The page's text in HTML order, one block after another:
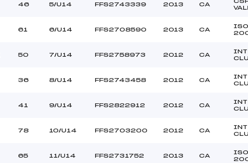
–
Température
164.0500
46 5/U14 FFS2743339 2013 CA
61 6/U14 FFS2708590 2013 CA
50 7/U14 FFS2758973 2012 CA
36 8/U14 FFS2743458 2012 CA
41 9/U14 FFS2822912 2012 CA
78 10/U14 FFS2703200 2012 CA
65 11/U14 FFS2731752 2013 CA